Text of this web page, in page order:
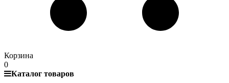
Корзина
0
Каталог товаров